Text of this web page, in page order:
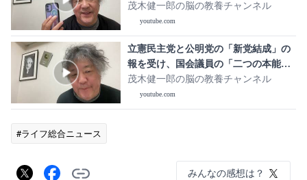
茂木健一郎の脳の教養チャンネル
youtube.com
立憲民主党と公明党の「新党結成」の
報を受け、国会議員の「二つの本能」
について考える
茂木健一郎の脳の教養チャンネル
youtube.com
#ライフ総合ニュース
みんなの感想は？